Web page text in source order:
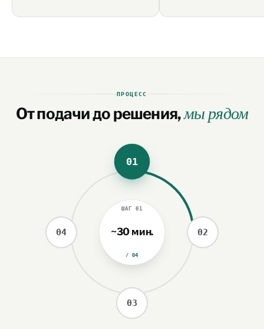
ПРОЦЕСС
От подачи до решения,мы рядом
ШАГ01
~30 мин.
/ 04
01
02
03
04